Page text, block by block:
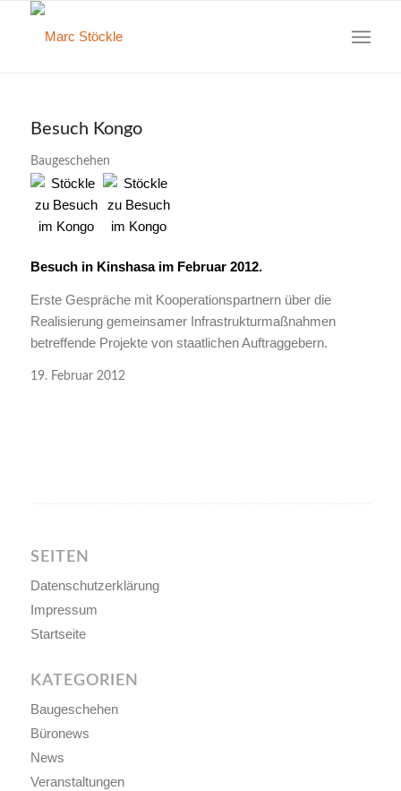
Besuch Kongo
Baugeschehen
Besuch in Kinshasa im Februar 2012.
Erste Gespräche mit Kooperationspartnern über die
Realisierung gemeinsamer Infrastrukturmaßnahmen
betreffende Projekte von staatlichen Auftraggebern.
19. Februar 2012
SEITEN
Datenschutzerklärung
Impressum
Startseite
KATEGORIEN
Baugeschehen
Büronews
News
Veranstaltungen